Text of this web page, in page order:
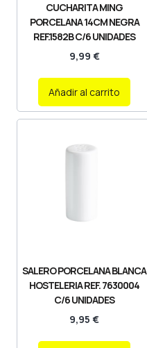
CUCHARITA MING
PORCELANA 14CM NEGRA
REF.1582B C/6 UNIDADES
9,99 €
Añadir al carrito
SALERO PORCELANA BLANCA
HOSTELERIA REF. 7630004
C/6 UNIDADES
9,95 €